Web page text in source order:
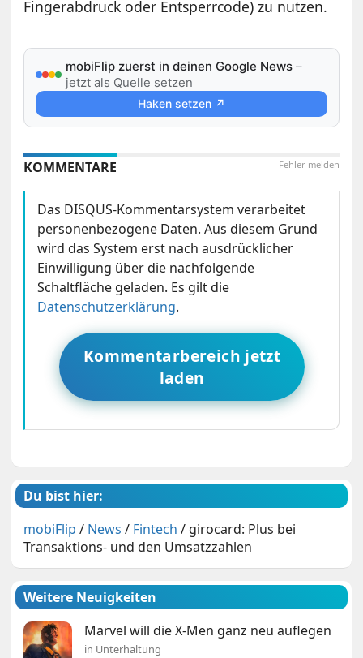
Fingerabdruck oder Entsperrcode) zu nutzen.
mobiFlip zuerst in deinen Google News –
jetzt als Quelle setzen
Haken setzen ↗
Fehler melden
KOMMENTARE
Das DISQUS-Kommentarsystem verarbeitet
personenbezogene Daten. Aus diesem Grund
wird das System erst nach ausdrücklicher
Einwilligung über die nachfolgende
Schaltfläche geladen. Es gilt die
Datenschutzerklärung.
Kommentarbereich jetzt
laden
Du bist hier:
mobiFlip / News / Fintech / girocard: Plus bei
Transaktions- und den Umsatzzahlen
Weitere Neuigkeiten
Marvel will die X-Men ganz neu auflegen
in Unterhaltung